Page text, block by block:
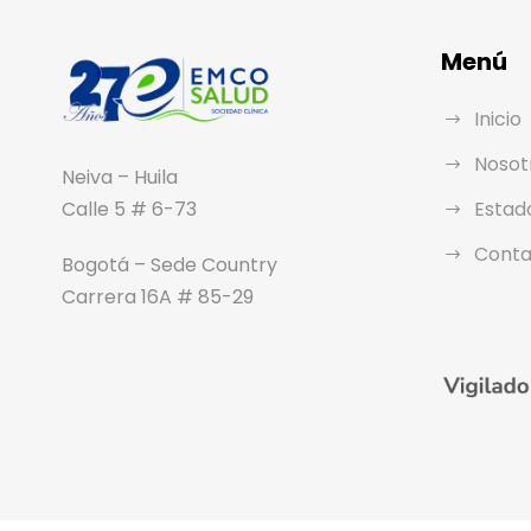
Neiva – Huila
Calle 5 # 6-73
Bogotá – Sede Country
Carrera 16A # 85-29
Menú
Inicio